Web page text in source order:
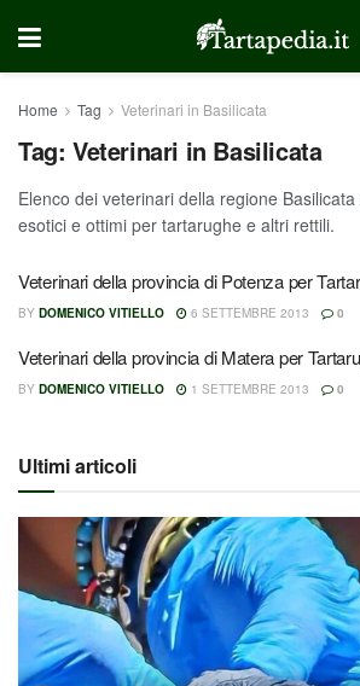
Home Tag Veterinari in Basilicata
Tag: Veterinari in Basilicata
Elenco dei veterinari della regione
esotici e ottimi per tartarughe e altri rettili.
Veterinari della provincia di Potenza per
BY DOMENICO VITIELLO 6 SETTEMBRE 2013 0
Veterinari della provincia di Matera per
BY DOMENICO VITIELLO 1 SETTEMBRE 2013 0
Ultimi articoli